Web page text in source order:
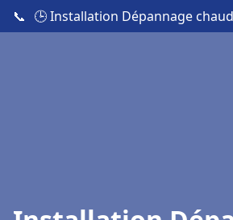
📞 🕒 Installation Dépannage